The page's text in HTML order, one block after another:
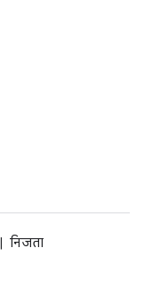
निजता